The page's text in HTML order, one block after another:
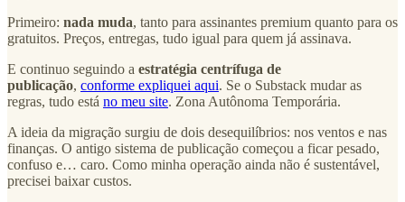
Primeiro: nada muda, tanto para assinantes premium quanto para os
gratuitos. Preços, entregas, tudo igual para quem já assinava.
E continuo seguindo a estratégia centrífuga de
publicação, conforme expliquei aqui. Se o Substack mudar as
regras, tudo está no meu site. Zona Autônoma Temporária.
A ideia da migração surgiu de dois desequilíbrios: nos ventos e nas
finanças. O antigo sistema de publicação começou a ficar pesado,
confuso e… caro. Como minha operação ainda não é sustentável,
precisei baixar custos.